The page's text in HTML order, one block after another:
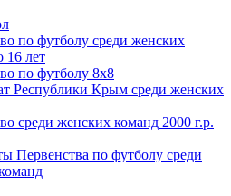
по футболу среди женских
16 лет
по футболу 8х8
Республики Крым среди женских
среди женских команд 2000 г.р.
Первенства по футболу среди